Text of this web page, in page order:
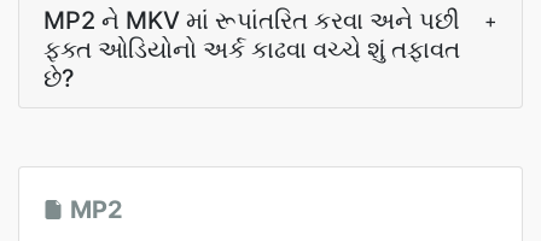
MP2 ને MKV માં રૂપાંતરિત કરવા અને પછી
ફક્ત ઓડિયોનો અર્ક કાઢવા વચ્ચે શું તફાવત
છે?
+
MP2